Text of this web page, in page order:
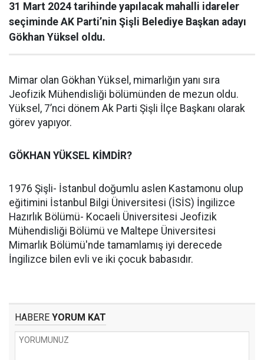
31 Mart 2024 tarihinde yapılacak mahalli idareler
seçiminde AK Parti’nin Şişli Belediye Başkan adayı
Gökhan Yüksel oldu.
Mimar olan Gökhan Yüksel, mimarlığın yanı sıra
Jeofizik Mühendisliği bölümünden de mezun oldu.
Yüksel, 7’nci dönem Ak Parti Şişli İlçe Başkanı olarak
görev yapıyor.
GÖKHAN YÜKSEL KİMDİR?
1976 Şişli- İstanbul doğumlu aslen Kastamonu olup
eğitimini İstanbul Bilgi Üniversitesi (İSİS) İngilizce
Hazırlık Bölümü- Kocaeli Üniversitesi Jeofizik
Mühendisliği Bölümü ve Maltepe Üniversitesi
Mimarlık Bölümü'nde tamamlamış iyi derecede
İngilizce bilen evli ve iki çocuk babasıdır.
HABERE YORUM KAT